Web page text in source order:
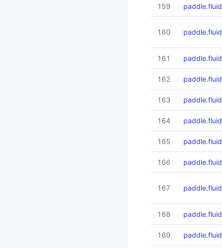
159
160
161
162
163
164
165
166
167
168
169